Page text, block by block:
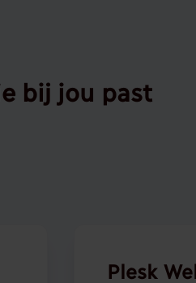
bij jou past
Plesk